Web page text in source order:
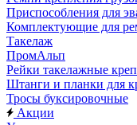
Приспособления для
Комплектующие для
Такелаж
ПромАльп
Рейки такелажные
Штанги и планки для
Тросы буксировочные
Акции